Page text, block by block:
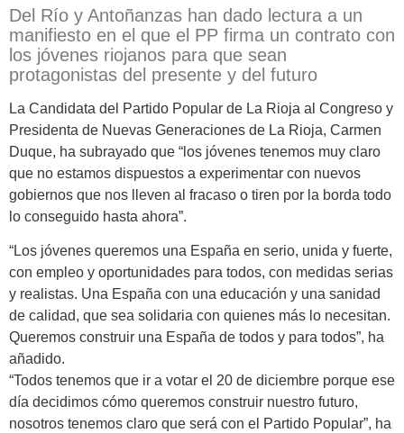
Del Río y Antoñanzas han dado lectura a un
manifiesto en el que el PP firma un contrato con
los jóvenes riojanos para que sean
protagonistas del presente y del futuro
La Candidata del Partido Popular de La Rioja al Congreso y
Presidenta de Nuevas Generaciones de La Rioja, Carmen
Duque, ha subrayado que “los jóvenes tenemos muy claro
que no estamos dispuestos a experimentar con nuevos
gobiernos que nos lleven al fracaso o tiren por la borda todo
lo conseguido hasta ahora”.
“Los jóvenes queremos una España en serio, unida y fuerte,
con empleo y oportunidades para todos, con medidas serias
y realistas. Una España con una educación y una sanidad
de calidad, que sea solidaria con quienes más lo necesitan.
Queremos construir una España de todos y para todos”, ha
añadido.
“Todos tenemos que ir a votar el 20 de diciembre porque ese
día decidimos cómo queremos construir nuestro futuro,
nosotros tenemos claro que será con el Partido Popular”, ha